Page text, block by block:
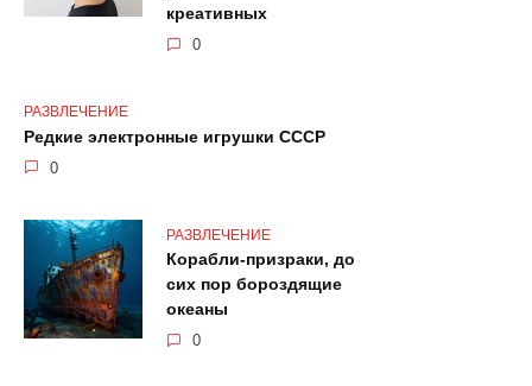
креативных
0
РАЗВЛЕЧЕНИЕ
Редкие электронные игрушки СССР
0
РАЗВЛЕЧЕНИЕ
Корабли-призраки, до
сих пор бороздящие
океаны
0